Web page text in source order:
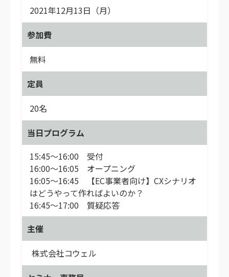
2021年12月13日（月）
参加費
無料
定員
20名
当日プログラム
15:45～16:00 受付
16:00～16:05 オープニング
16:05～16:45 【EC事業者向け】CXシナリオ
はどうやって作ればよいのか？
16:45～17:00 質疑応答
主催
株式会社コウェル